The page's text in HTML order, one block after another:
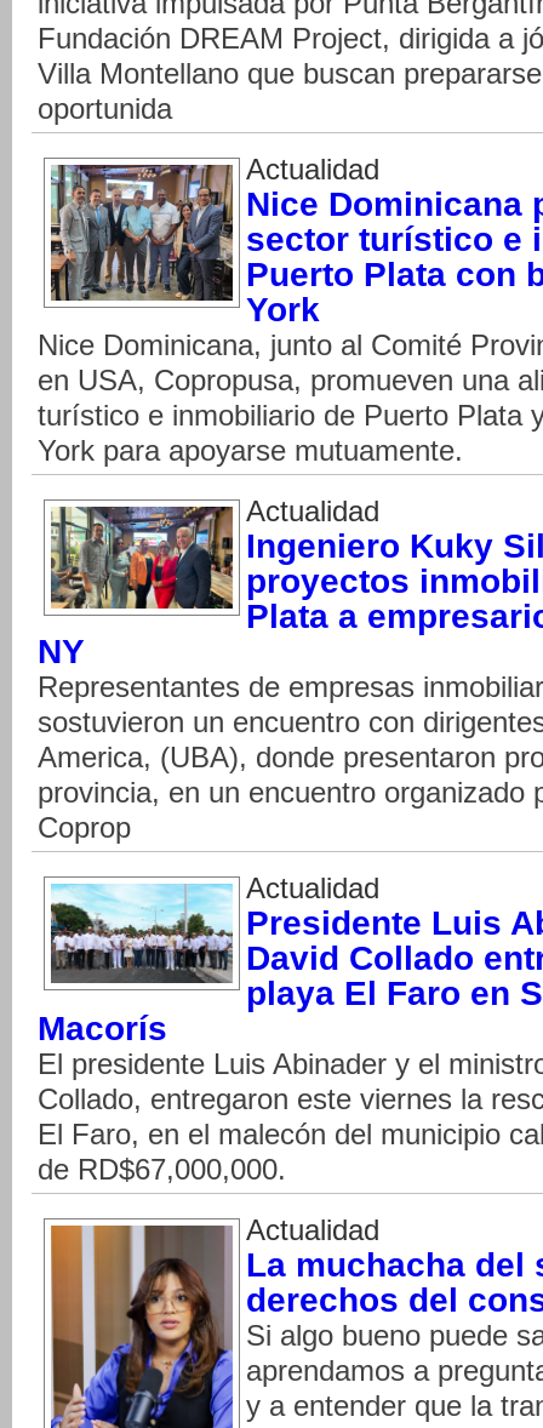
Fundación DREAM Project, dirigida a
Villa Montellano que buscan
oportunida
Actualidad
Nice Dominicana
sector turístico e
Puerto Plata con
York
Nice Dominicana, junto al Comité
en USA, Copropusa, promueven una
turístico e inmobiliario de Puerto Plata
York para apoyarse mutuamente.
Actualidad
Ingeniero Kuky
proyectos
Plata a
NY
Representantes de empresas
sostuvieron un encuentro con
America, (UBA), donde presentaron
provincia, en un encuentro organizado
Coprop
Actualidad
Presidente Luis
David Collado
playa El Faro en
Macorís
El presidente Luis Abinader y el
Collado, entregaron este viernes la
El Faro, en el malecón del municipio
de RD$67,000,000.
Actualidad
La muchacha del
derechos del
Si algo bueno puede
aprendamos a
y a entender que la